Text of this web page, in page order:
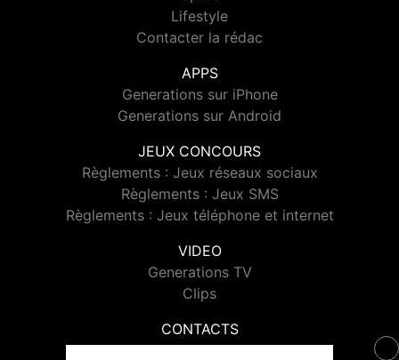
Lifestyle
Contacter la rédac
APPS
Generations sur iPhone
Generations sur Android
JEUX CONCOURS
Règlements : Jeux réseaux sociaux
Règlements : Jeux SMS
Règlements : Jeux téléphone et internet
VIDEO
Generations TV
Clips
CONTACTS
Contacter Generations